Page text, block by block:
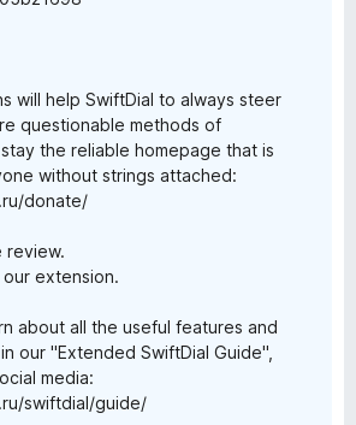
will help SwiftDial to always steer
questionable methods of
the reliable homepage that is
without strings attached:
donate/
review.
extension.
about all the useful features and
our "Extended SwiftDial Guide",
media:
swiftdial/guide/